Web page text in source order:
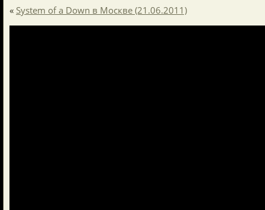
« System of a Down в Москве (21.06.2011)